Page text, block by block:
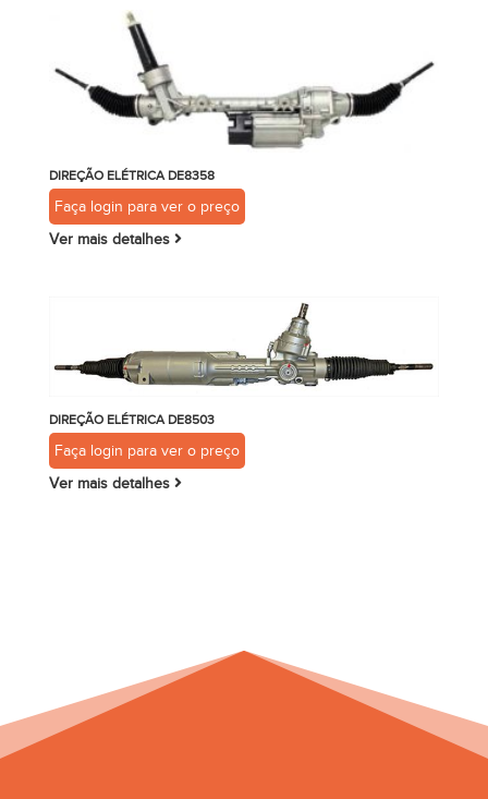
DIREÇÃO ELÉTRICA DE8358
Faça login para ver o preço
Ver mais detalhes
DIREÇÃO ELÉTRICA DE8503
Faça login para ver o preço
Ver mais detalhes